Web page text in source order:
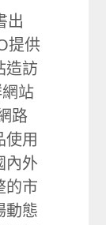
出
提供
造訪
站
路
用
內外
的市
動態